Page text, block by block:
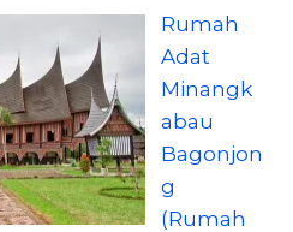
Rumah
Adat
Minangk
abau
Bagonjon
g
(Rumah